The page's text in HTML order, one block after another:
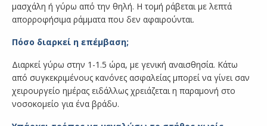
μασχάλη ή γύρω από την θηλή. Η τομή ράβεται με λεπτά
απορροφήσιμα ράμματα που δεν αφαιρούνται.
Πόσο διαρκεί η επέμβαση;
Διαρκεί γύρω στην 1-1.5 ώρα, με γενική αναισθησία. Κάτω
από συγκεκριμένους κανόνες ασφαλείας μπορεί να γίνει σαν
χειρουργείο ημέρας ειδάλλως χρειάζεται η παραμονή στο
νοσοκομείο για ένα βράδυ.